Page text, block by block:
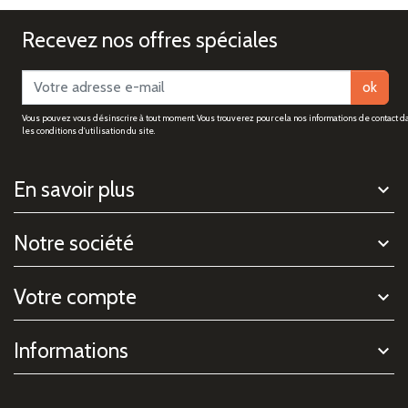
Recevez nos offres spéciales
ok
Vous pouvez vous désinscrire à tout moment. Vous trouverez pour cela nos informations de contact
les conditions d'utilisation du site.
En savoir plus
Notre société
Votre compte
Informations